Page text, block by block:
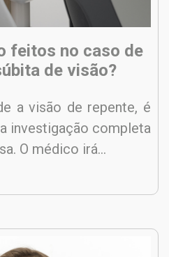
feitos no caso de
de visão?
a visão de repente, é
investigação completa
O médico irá…